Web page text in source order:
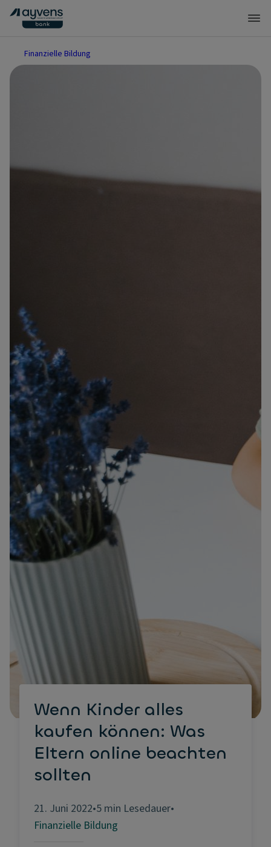
Finanzielle Bildung
Wenn Kinder alles
kaufen können: Was
Eltern online beachten
sollten
21. Juni 2022•5 min Lesedauer•
Finanzielle Bildung